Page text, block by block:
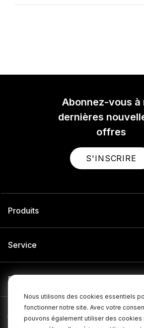
Nous utilisons des cookies essentiels
fonctionner notre site. Avec votre
pouvons également utiliser des cookies
Abonnez-vous à
dernières
offres
S'INSCRIRE
Produits
Service
Entreprise